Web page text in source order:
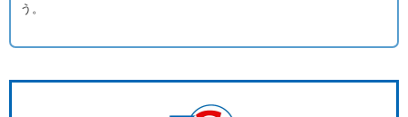
う。